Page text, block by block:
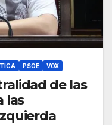
PSOE VOX
de las
las